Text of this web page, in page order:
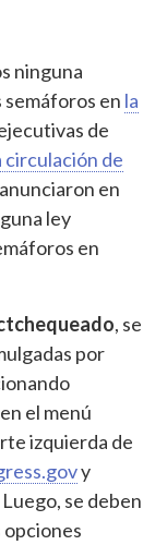
ninguna
semáforos en la
de
circulación de
en
ley
en
, se
por
el menú
izquierda de
y
se deben